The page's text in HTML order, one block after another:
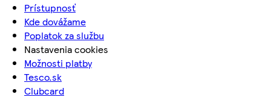
Prístupnosť
Kde dovážame
Poplatok za službu
Nastavenia cookies
Možnosti platby
Tesco.sk
Clubcard